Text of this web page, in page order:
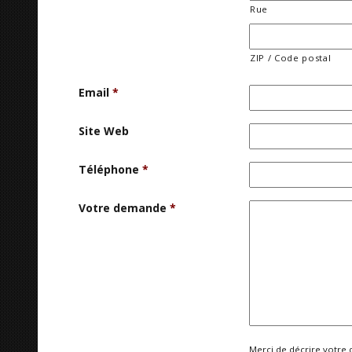
Rue
ZIP / Code postal
Email *
Site Web
Téléphone *
Votre demande *
Merci de décrire votre